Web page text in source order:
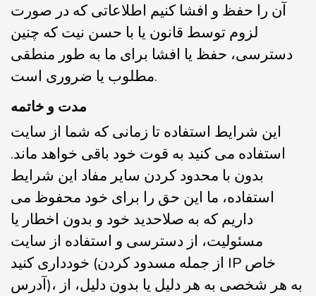
آن را حفظ و افشا کنیم اطلاعاتی که در صورت
لزوم توسط قانون یا با حسن نیت که چنین
دسترسی، حفظ یا افشا برای ما به طور منطقی
مطلوب یا ضروری است.
مدت و خاتمه
این شرایط استفاده تا زمانی که شما از سایت
استفاده می کنید به قوت خود باقی خواهد ماند.
بدون با محدود کردن سایر مفاد این شرایط
استفاده، ما این حق را برای خود محفوظ می
داریم که به صلاحدید خود و بدون اخطار یا
مسئولیت، از دسترسی و استفاده از سایت
خودداری کنید (از جمله مسدود کردن IP خاص
آدرس)، به هر شخصی به هر دلیل یا بدون دلیل، از